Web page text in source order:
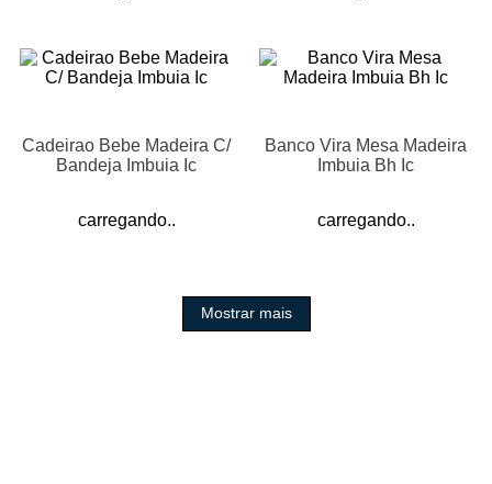
Cadeirao Bebe Madeira C/
Bandeja Imbuia Ic
carregando..
Banco Vira Mesa Madeira
Imbuia Bh Ic
carregando..
Mostrar mais